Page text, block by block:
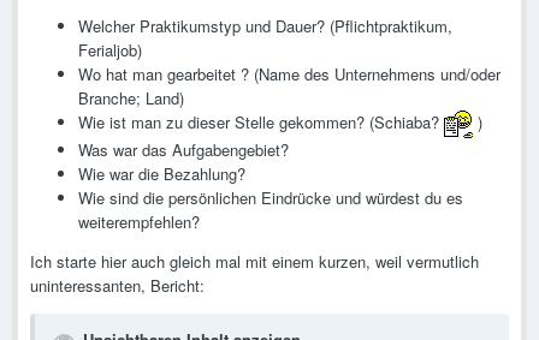
Welcher Praktikumstyp und Dauer? (Pflichtpraktikum,
Ferialjob)
Wo hat man gearbeitet ? (Name des Unternehmens und/oder
Branche; Land)
Wie ist man zu dieser Stelle gekommen? (Schiaba?
)
Was war das Aufgabengebiet?
Wie war die Bezahlung?
Wie sind die persönlichen Eindrücke und würdest du es
weiterempfehlen?
Ich starte hier auch gleich mal mit einem kurzen, weil vermutlich
uninteressanten, Bericht: